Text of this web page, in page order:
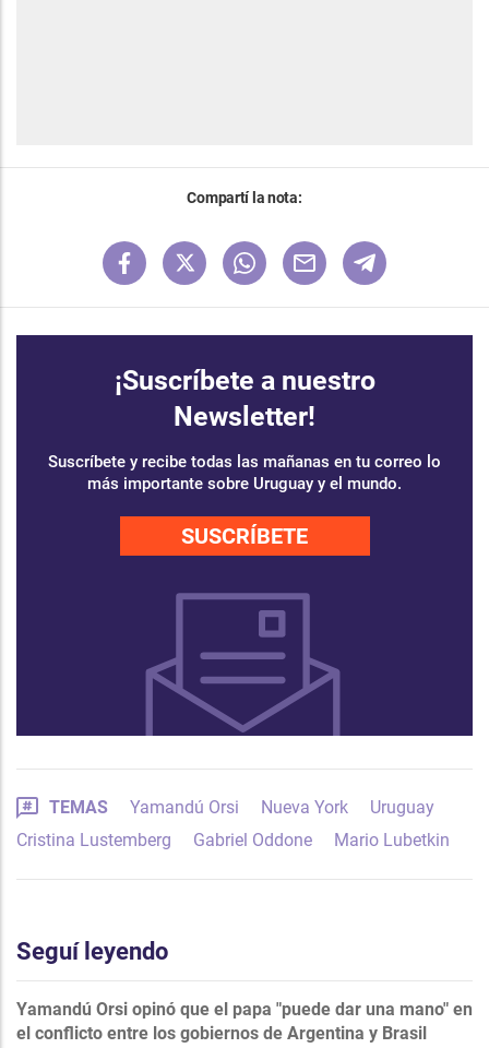
Compartí la nota:
¡Suscríbete a nuestro
Newsletter!
Suscríbete y recibe todas las mañanas en tu correo lo
más importante sobre Uruguay y el mundo.
SUSCRÍBETE
TEMAS Yamandú Orsi Nueva York
Uruguay
Cristina Lustemberg
Gabriel Oddone Mario Lubetkin
Seguí leyendo
Yamandú Orsi opinó que el papa "puede dar una mano" en
el conflicto entre los gobiernos de Argentina y Brasil